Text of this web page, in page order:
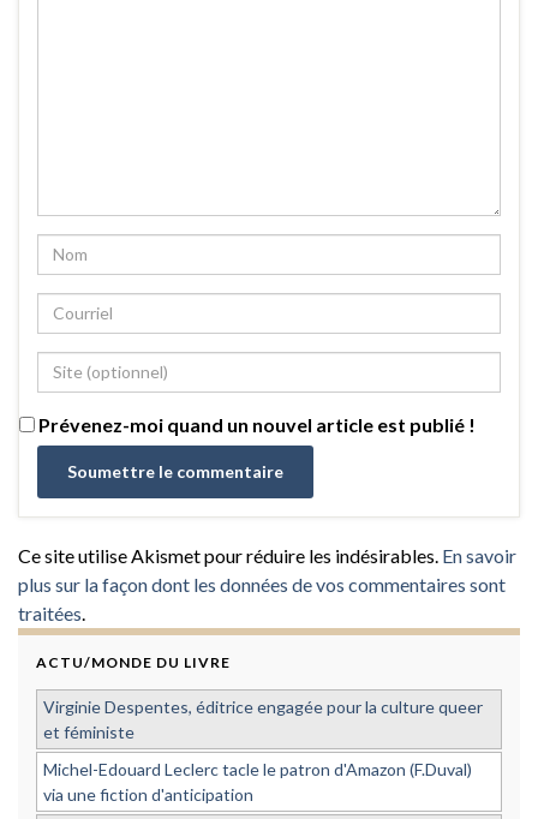
Prévenez-moi quand un nouvel article est publié !
Ce site utilise Akismet pour réduire les indésirables. En savoir
plus sur la façon dont les données de vos commentaires sont
traitées
ACTU/MONDE DU LIVRE
Virginie Despentes, éditrice engagée pour la culture queer
et féministe
Michel-Edouard Leclerc tacle le patron d'Amazon (F.Duval)
via une fiction d'anticipation